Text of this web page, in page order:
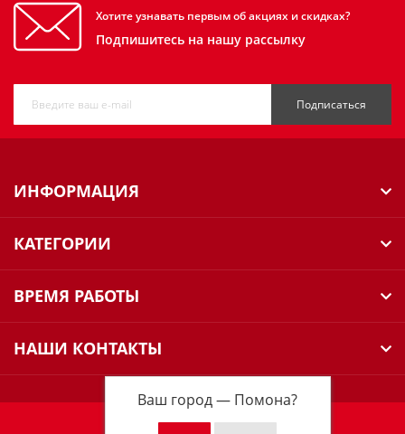
Ваш город — Помона?
Хотите узнавать первым об акциях и скидках?
Подпишитесь на нашу рассылку
Подписаться
ИНФОРМАЦИЯ
КАТЕГОРИИ
ВРЕМЯ РАБОТЫ
НАШИ КОНТАКТЫ